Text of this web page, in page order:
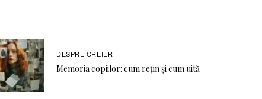
DESPRE CREIER
Memoria copiilor: cum rețin și cum uită